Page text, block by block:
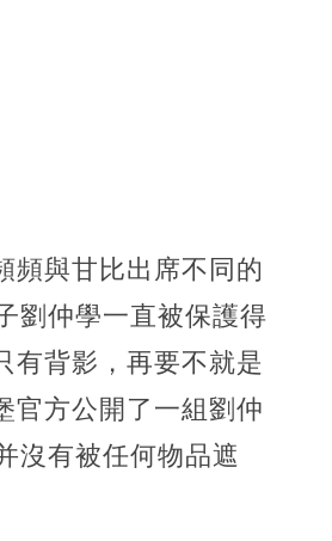
頻與甘比出席不同的
劉仲學一直被保護得
有背影，再要不就是
官方公開了一組劉仲
沒有被任何物品遮